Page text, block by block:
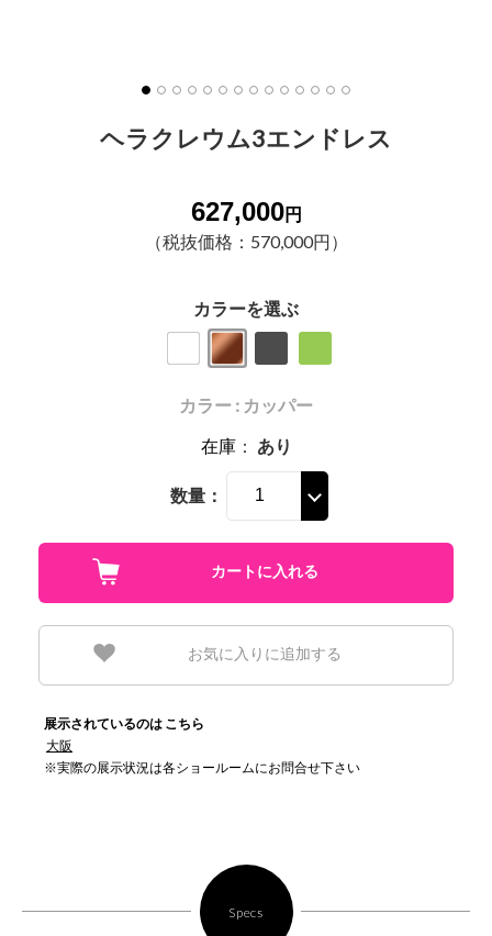
ヘラクレウム3エンドレス
627,000円
（税抜価格：570,000円）
カラーを選ぶ
カラー : カッパー
在庫： あり
数量：
お気に入りに追加する
展示されているのは こちら
大阪
※実際の展示状況は各ショールームにお問合せ下さい
Specs